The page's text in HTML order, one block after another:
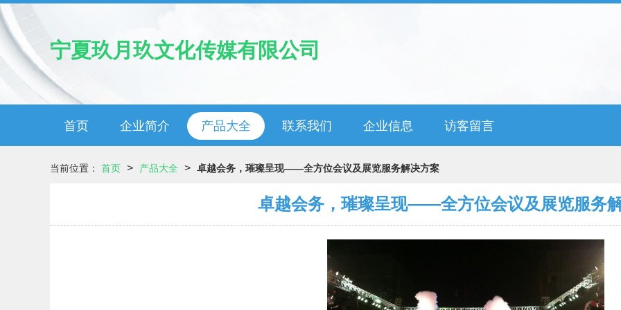
宁夏玖月玖文化传媒有限公司
首页 企业简介 产品大全 联系我们 企业信息 访客留言
当前位置： 首页 > 产品大全 > 卓越会务，璀璨呈现——全方位会议及展览服务解决方案
卓越会务，璀璨呈现——全方位会议及展览服务